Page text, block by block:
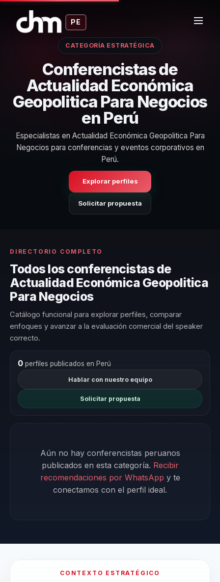
PE
CATEGORÍA ESTRATÉGICA
Conferencistas de
Actualidad Económica
Geopolitica Para Negocios
en Perú
Especialistas en Actualidad Económica Geopolitica Para
Negocios para conferencias y eventos corporativos en
Perú.
Explorar perfiles
Solicitar propuesta
DIRECTORIO COMPLETO
Todos los conferencistas de
Actualidad Económica Geopolitica
Para Negocios
Catálogo funcional para explorar perfiles, comparar
enfoques y avanzar a la evaluación comercial del speaker
correcto.
0perfiles publicados en Perú
Hablar con nuestro equipo
Solicitar propuesta
Aún no hay conferencistas peruanos
publicados en esta categoría. Recibir
recomendaciones por WhatsApp y te
conectamos con el perfil ideal.
CONTEXTO ESTRATÉGICO